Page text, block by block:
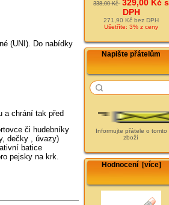
(UNI). Do nabídky
a chrání tak před
či hudebníky
dečky , úvazy)
batice
pejsky na krk.
338,00 Kč 329,00 Kč s
DPH
271,90 Kč bez DPH
Ušetříte: 3% z ceny
Napište přátelům
Informujte přátele o tomto
zboží
Hodnocení [více]